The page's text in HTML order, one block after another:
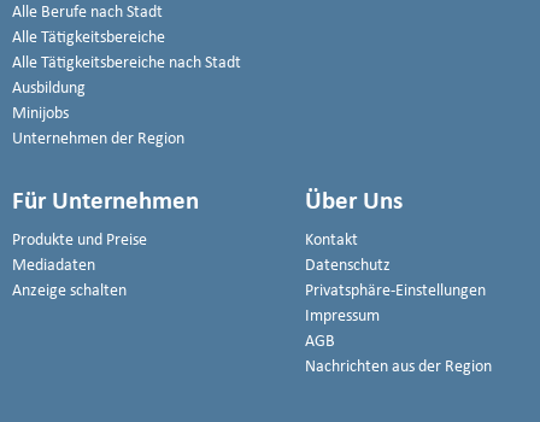
Alle Berufe nach Stadt
Alle Tätigkeitsbereiche
Alle Tätigkeitsbereiche nach Stadt
Ausbildung
Minijobs
Unternehmen der Region
Für Unternehmen
Produkte und Preise
Mediadaten
Anzeige schalten
Über Uns
Kontakt
Datenschutz
Privatsphäre-Einstellungen
Impressum
AGB
Nachrichten aus der Region